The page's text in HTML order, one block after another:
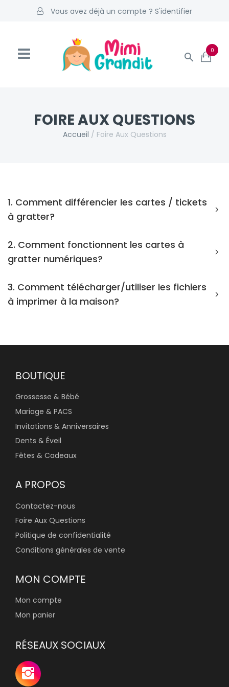
Vous avez déjà un compte ? S'identifier
0
FOIRE AUX QUESTIONS
Accueil / Foire Aux Questions
1. Comment différencier les cartes / tickets
à gratter?
2. Comment fonctionnent les cartes à
gratter numériques?
3. Comment télécharger/utiliser les fichiers
à imprimer à la maison?
BOUTIQUE
Grossesse & Bébé
Mariage & PACS
Invitations & Anniversaires
Dents & Éveil
Fêtes & Cadeaux
A PROPOS
Contactez-nous
Foire Aux Questions
Politique de confidentialité
Conditions générales de vente
MON COMPTE
Mon compte
Mon panier
RÉSEAUX SOCIAUX